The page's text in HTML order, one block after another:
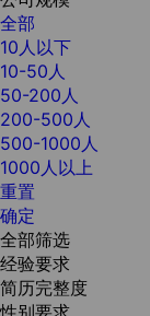
全部
10人以下
10-50人
50-200人
200-500人
500-1000人
1000人以上
重置
确定
全部筛选
经验要求
简历完整度
性别要求